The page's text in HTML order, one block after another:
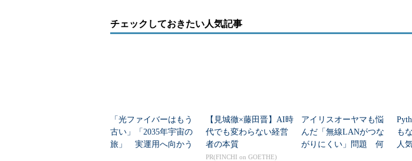
チェックしておきたい人気記事
「光ファイバーはもう
古い」「2035年宇宙の
旅」 実運用へ向かう
【見城徹×藤田晋】AI時
代でも変わらない経営
者の本質
PR(FINCHI on GOETHE)
アイリスオーヤマも悩
んだ「無線LANがつな
がりにくい」問題 何
も
人